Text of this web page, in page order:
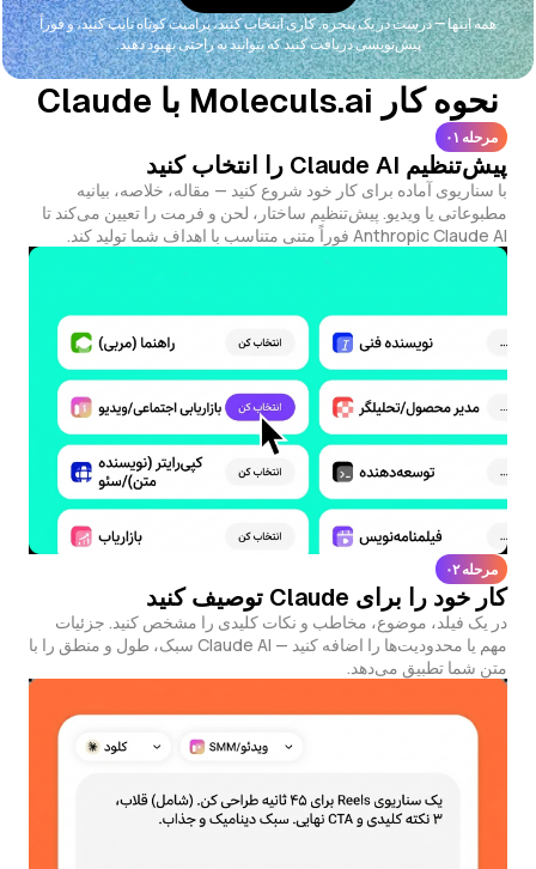
همه اینها — درست در یک پنجره. کاری انتخاب کنید، پرامپت کوتاه تایپ کنید، و فوراً
پیش‌نویسی دریافت کنید که بتوانید به راحتی بهبود دهید.
نحوه کار Moleculs.ai با Claude
مرحله ۰۱
پیش‌تنظیم Claude AI را انتخاب کنید
با سناریوی آماده برای کار خود شروع کنید — مقاله، خلاصه، بیانیه
مطبوعاتی یا ویدیو. پیش‌تنظیم ساختار، لحن و فرمت را تعیین می‌کند تا
Anthropic Claude AI فوراً متنی متناسب با اهداف شما تولید کند.
مرحله ۰۲
کار خود را برای Claude توصیف کنید
در یک فیلد، موضوع، مخاطب و نکات کلیدی را مشخص کنید. جزئیات
مهم یا محدودیت‌ها را اضافه کنید — Claude AI سبک، طول و منطق را با
متن شما تطبیق می‌دهد.